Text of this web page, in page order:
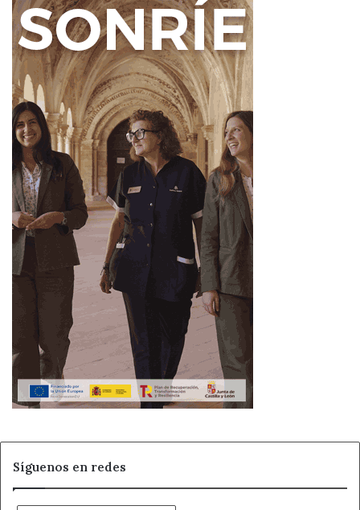
A-631 (Pk 4,2): precauciónen el tramo
Ponferrada (N-VI) a inicio de autovía (Cubillos
del Sil).
Recomendación para
conductores
Para minimizar riesgos, el parte aconseja
prudencia . Además, si se circula por zonas con nieve u
obras, conviene:
reducir velocidad y evitar maniobras bruscas,
revisar el estado de neumáticos y luces,
y consultar desvíos cuando haya circulación
alternativa
ocortes
Fuente Ahora León
Ahora León Carreteras de León
incidencias de tráfico
Síguenos en redes